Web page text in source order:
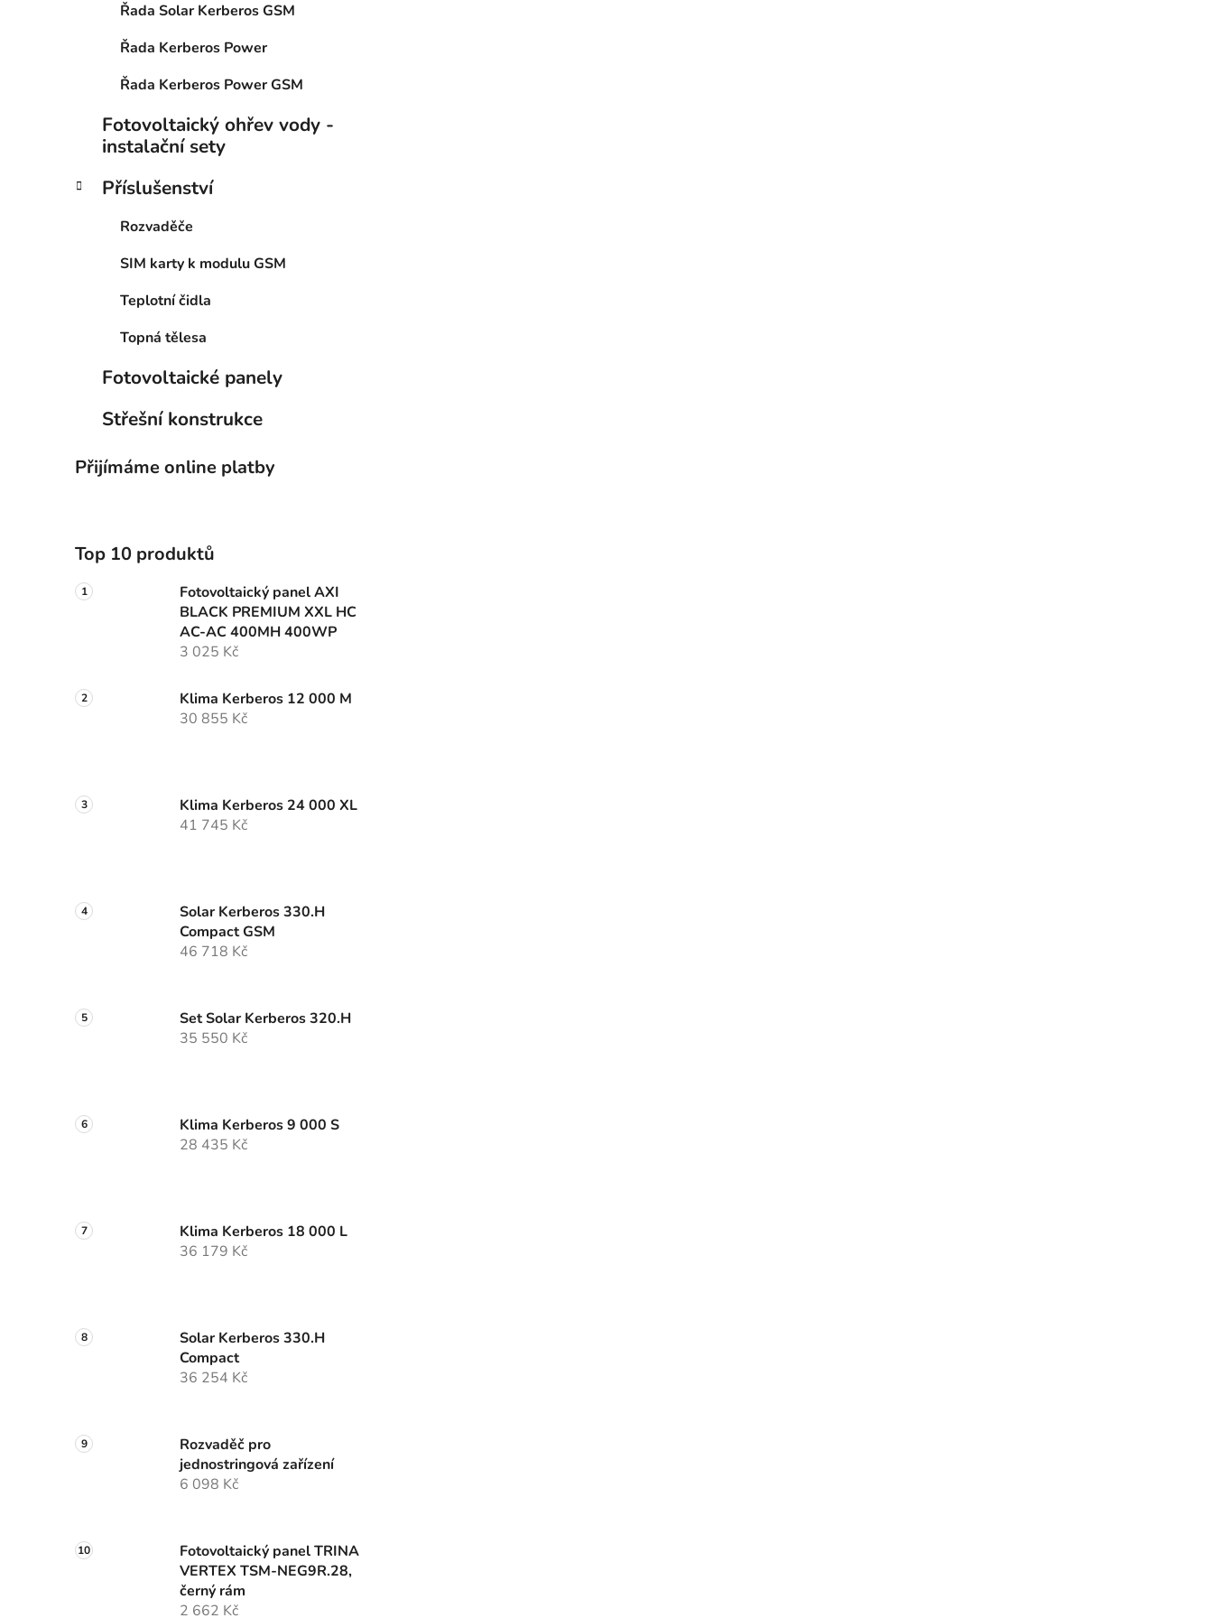
Řada Solar Kerberos GSM
Řada Kerberos Power
Řada Kerberos Power GSM
Fotovoltaický ohřev vody -
instalační sety
Příslušenství
Rozvaděče
SIM karty k modulu GSM
Teplotní čidla
Topná tělesa
Fotovoltaické panely
Střešní konstrukce
Přijímáme online platby
Top 10 produktů
Fotovoltaický panel AXI
BLACK PREMIUM XXL HC
AC-AC 400MH 400WP
3 025 Kč
Klima Kerberos 12 000 M
30 855 Kč
Klima Kerberos 24 000 XL
41 745 Kč
Solar Kerberos 330.H
Compact GSM
46 718 Kč
Set Solar Kerberos 320.H
35 550 Kč
Klima Kerberos 9 000 S
28 435 Kč
Klima Kerberos 18 000 L
36 179 Kč
Solar Kerberos 330.H
Compact
36 254 Kč
Rozvaděč pro
jednostringová zařízení
6 098 Kč
Fotovoltaický panel TRINA
VERTEX TSM-NEG9R.28,
černý rám
2 662 Kč